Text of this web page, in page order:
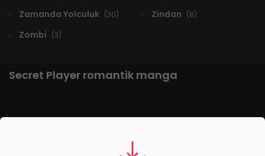
Zamanda Yolculuk (30) Zindan (8)
Zombi (3)
Secret Player romantik manga